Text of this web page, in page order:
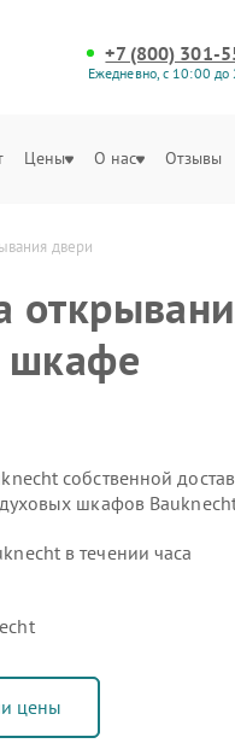
+7 (800) 301-
Ежедневно, с 10:00 до
Цены О нас Отзывы
двери
шкафе
собственной
шкафов
в течении часа
цены